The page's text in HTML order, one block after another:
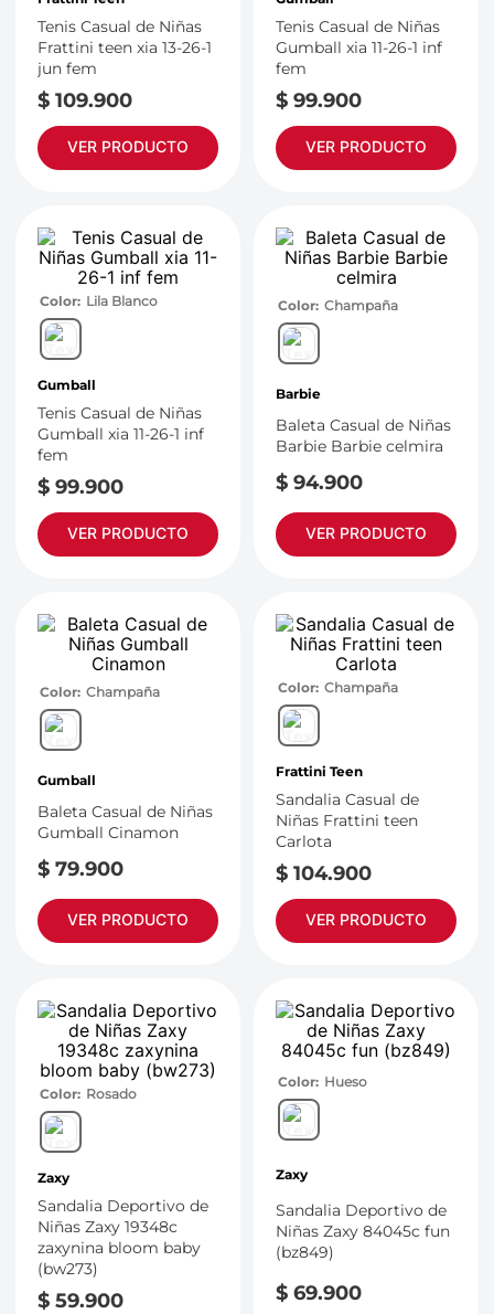
Tenis Casual de Niñas
Frattini teen xia 13-26-1
jun fem
$ 109.900
VER PRODUCTO
Tenis Casual de Niñas
Gumball xia 11-26-1 inf
fem
$ 99.900
VER PRODUCTO
Color Lila Blanco
Gumball
Tenis Casual de Niñas
Gumball xia 11-26-1 inf
fem
$ 99.900
VER PRODUCTO
Color Champaña
Barbie
Baleta Casual de Niñas
Barbie Barbie celmira
$ 94.900
VER PRODUCTO
Color Champaña
Gumball
Baleta Casual de Niñas
Gumball Cinamon
$ 79.900
VER PRODUCTO
Color Champaña
Frattini Teen
Sandalia Casual de
Niñas Frattini teen
Carlota
$ 104.900
VER PRODUCTO
Color Rosado
Zaxy
Sandalia Deportivo de
Niñas Zaxy 19348c
zaxynina bloom baby
(bw273)
$ 59.900
Color Hueso
Zaxy
Sandalia Deportivo de
Niñas Zaxy 84045c fun
(bz849)
$ 69.900